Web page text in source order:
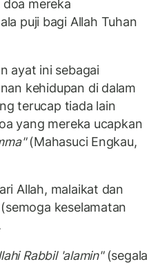
doa mereka
puji bagi Allah Tuhan
ayat ini sebagai
kehidupan di dalam
terucap tiada lain
(Mahasuci Engkau,
Allah, malaikat dan
keselamatan
Rabbil 'alamin"(segala